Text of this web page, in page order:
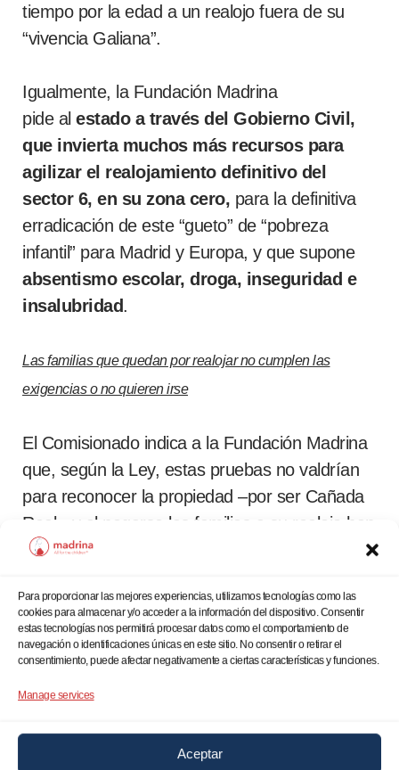
Para proporcionar las mejores experiencias, utilizamos tecnologías como las
cookies para almacenar y/o acceder a la información del dispositivo. Consentir
estas tecnologías nos permitirá procesar datos como el comportamiento de
navegación o identificaciones únicas en este sitio. No consentir o retirar el
consentimiento, puede afectar negativamente a ciertas características y funciones.
Manage services
Aceptar
tiempo por la edad a un realojo fuera de su
“vivencia Galiana”.
Igualmente, la Fundación Madrina
pide al estado a través del Gobierno Civil,
que invierta muchos más recursos para
agilizar el realojamiento definitivo del
sector 6, en su zona cero, para la definitiva
erradicación de este “gueto” de “pobreza
infantil” para Madrid y Europa, y que supone
absentismo escolar, droga, inseguridad e
insalubridad.
Las familias que quedan por realojar no cumplen las
exigencias o no quieren irse
El Comisionado indica a la Fundación Madrina
que, según la Ley, estas pruebas no valdrían
para reconocer la propiedad –por ser Cañada
Real-, y al negarse las familias a su realojo han
perdido toda esperanza de conseguir otra
alguna familia con menores a cargo,se
encontrarían hoy literalmente en situación
de calle, ysin poder abandonar sus casas
excavadoras trabajan activamente en favor del